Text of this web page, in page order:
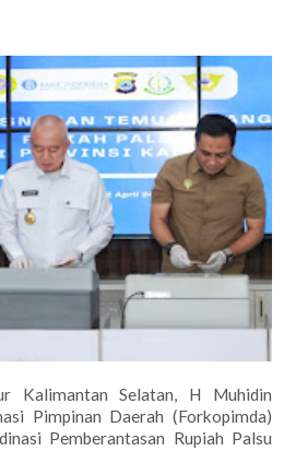
Kalimantan Selatan, H Muhidin
Pimpinan Daerah (Forkopimda)
Pemberantasan Rupiah Palsu